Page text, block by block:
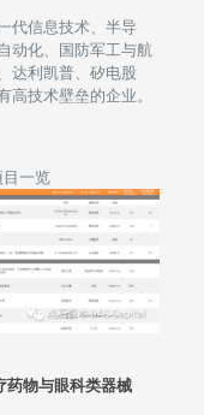
代信息技术、半导
动化、国防军工与航
达利凯普、矽电股
技术壁垒的企业。
目一览
药物与眼科类器械